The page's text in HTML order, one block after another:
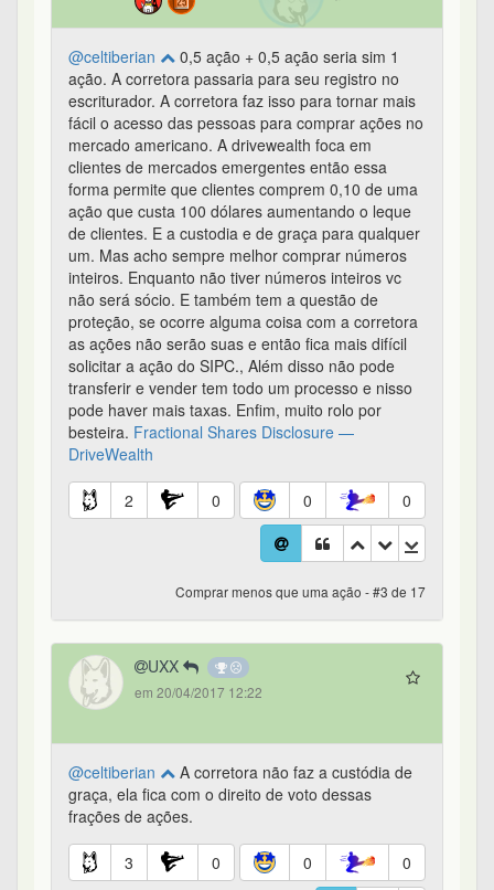
@celtiberian
0,5 ação + 0,5 ação seria sim 1
ação. A corretora passaria para seu registro no
escriturador. A corretora faz isso para tornar mais
fácil o acesso das pessoas para comprar ações no
mercado americano. A drivewealth foca em
clientes de mercados emergentes então essa
forma permite que clientes comprem 0,10 de uma
ação que custa 100 dólares aumentando o leque
de clientes. E a custodia e de graça para qualquer
um. Mas acho sempre melhor comprar números
inteiros. Enquanto não tiver números inteiros vc
não será sócio. E também tem a questão de
proteção, se ocorre alguma coisa com a corretora
as ações não serão suas e então fica mais difícil
solicitar a ação do SIPC., Além disso não pode
transferir e vender tem todo um processo e nisso
pode haver mais taxas. Enfim, muito rolo por
besteira. Fractional Shares Disclosure —
DriveWealth
2 0 0 0
Comprar menos que uma ação - #3 de 17
UXX
em 20/04/2017 12:22
@celtiberian
A corretora não faz a custódia de
graça, ela fica com o direito de voto dessas
frações de ações.
3 0 0 0